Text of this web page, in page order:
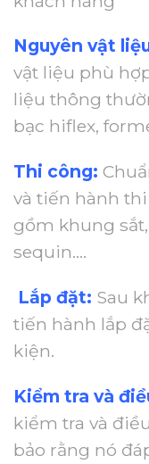
Nguyên vật
vật liệu phù
liệu thông
bạc hiflex,
Thi công:
và tiến hành
gồm khung
sequin….
Lắp đặt: Sau
tiến hành lắp
kiện.
Kiểm tra và
kiểm tra và
bảo rằng nó